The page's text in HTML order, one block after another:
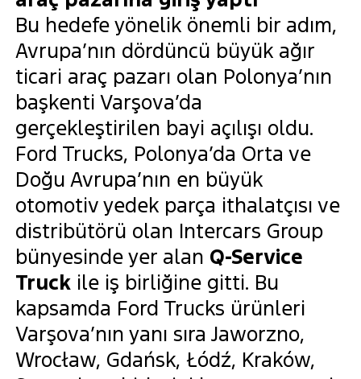
Bu hedefe yönelik önemli bir adım,
Avrupa’nın dördüncü büyük ağır
ticari araç pazarı olan Polonya’nın
başkenti Varşova’da
gerçekleştirilen bayi açılışı oldu.
Ford Trucks, Polonya’da Orta ve
Doğu Avrupa’nın en büyük
otomotiv yedek parça ithalatçısı ve
distribütörü olan Intercars Group
bünyesinde yer alan Q-Service
Truck ile iş birliğine gitti. Bu
kapsamda Ford Trucks ürünleri
Varşova’nın yanı sıra Jaworzno,
Wrocław, Gdańsk, Łódź, Kraków,